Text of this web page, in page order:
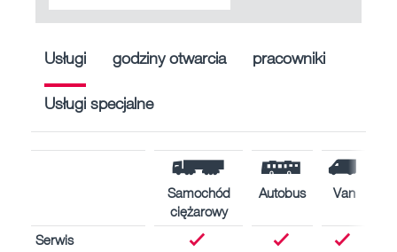
Usługi godziny otwarcia pracowniki
Usługi specjalne
Samochód
ciężarowy
Autobus Van
Serwis